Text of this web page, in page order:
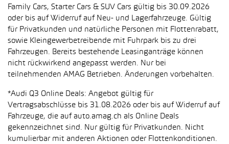
Family Cars, Starter Cars & SUV Cars gültig bis 30.09.2026
oder bis auf Widerruf auf Neu- und Lagerfahrzeuge. Gültig
für Privatkunden und natürliche Personen mit Flottenrabatt,
sowie Kleingewerbetreibende mit Fuhrpark bis zu drei
Fahrzeugen. Bereits bestehende Leasinganträge können
nicht rückwirkend angepasst werden. Nur bei
teilnehmenden AMAG Betrieben. Änderungen vorbehalten.
*Audi Q3 Online Deals: Angebot gültig für
Vertragsabschlüsse bis 31.08.2026 oder bis auf Widerruf auf
Fahrzeuge, die auf auto.amag.ch als Online Deals
gekennzeichnet sind. Nur gültig für Privatkunden. Nicht
kumulierbar mit anderen Aktionen oder Flottenkonditionen.